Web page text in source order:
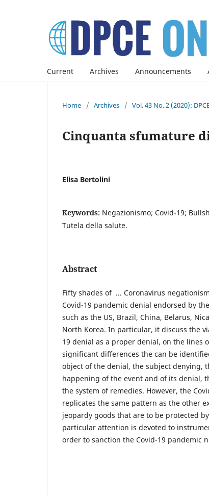
Current Archives Announcements
Home / Archives / Vol. 43 No. 2 (2020):
Cinquanta sfumature
Elisa Bertolini
Keywords: Negazionismo; Covid-19;
Tutela della salute.
Abstract
Fifty shades of ... Coronavirus
Covid-19 pandemic denial endorsed by
such as the US, Brazil, China, Belarus,
North Korea. In particular, it discuss the
19 denial as a proper denial, on the lines
significant differences the can be
object of the denial, the subject denying,
happening of the event and of its denial,
the system of remedies. However, the
replicates the same pattern as the other
jeopardy goods that are to be protected
particular attention is devoted to
order to sanction the Covid-19 pandemic